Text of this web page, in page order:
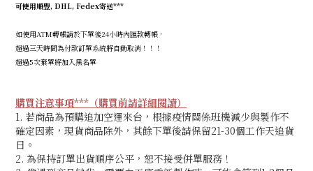
可使用順豐, DHL, Fedex寄送***
如使用ATM轉帳請於下單後24小時內匯款轉帳，
超過三天時間為付款訂單系統將自動取消！！！
超過5次棄單將加入黑名單
購買注意事項***（購買前請詳細閱讀）
1. 若商品為預購追加空運來台，根據疫情關係班機減少與製作不
確定因素，現貨商品除外，其餘下單後請保留21-30個工作天追貨
日。
2. 為保持訂單出貨順序公平，恕不接受併單服務！